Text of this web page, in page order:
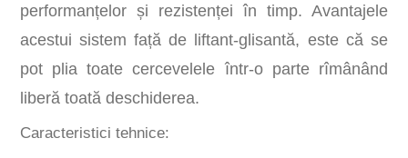
performanțelor și rezistenței în timp. Avantajele
acestui sistem față de liftant-glisantă, este că se
pot plia toate cercevelele într-o parte rîmânând
liberă toată deschiderea.
Caracteristici tehnice: